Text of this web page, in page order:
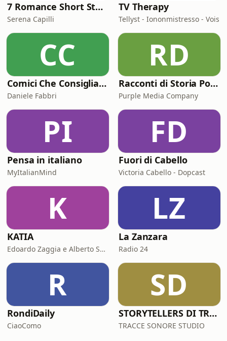
7 Romance Short Stories in Italian (Graded Reader for Intermediate Learners (CEFR B1-B2)
Serena Capilli
TV Therapy
Tellyst - Iononmistresso - Vois
CC
Comici Che Consigliano Cose
Daniele Fabbri
RD
Racconti di Storia Podcast
Purple Media Company
PI
Pensa in italiano
MyItalianMind
FD
Fuori di Cabello
Victoria Cabello - Dopcast
K
KATIA
Edoardo Zaggia e Alberto Sacco
LZ
La Zanzara
Radio 24
R
RondiDaily
CiaoComo
SD
STORYTELLERS DI TRACCESONORE STUDIO
TRACCE SONORE STUDIO